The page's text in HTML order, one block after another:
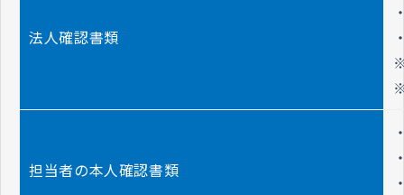
法人確認書類
担当者の本人確認書類